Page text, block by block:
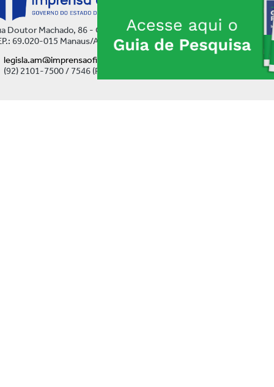
Doutor Machado, 86 - Centro
69.020-015 Manaus/AM
legisla.am@imprensaoficial.am.gov.br
(92) 2101-7500 / 7546 (Ramal)